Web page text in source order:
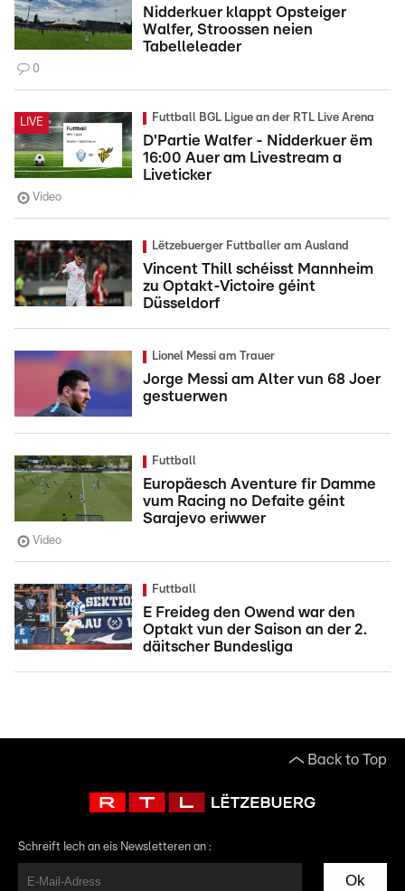
Nidderkuer klappt Opsteiger
Walfer, Stroossen neien
Tabelleleader
0
Futtball BGL Ligue an der RTL Live Arena
D'Partie Walfer - Nidderkuer ëm
16:00 Auer am Livestream a
Liveticker
Video
LIVE
Lëtzebuerger Futtballer am Ausland
Vincent Thill schéisst Mannheim
zu Optakt-Victoire géint
Düsseldorf
Lionel Messi am Trauer
Jorge Messi am Alter vun 68 Joer
gestuerwen
Futtball
Europäesch Aventure fir Damme
vum Racing no Defaite géint
Sarajevo eriwwer
Video
Futtball
E Freideg den Owend war den
Optakt vun der Saison an der 2.
däitscher Bundesliga
Back to Top
Schreift Iech an eis Newsletteren an :
Ok